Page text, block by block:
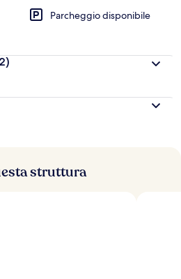
Parcheggio disponibile
struttura